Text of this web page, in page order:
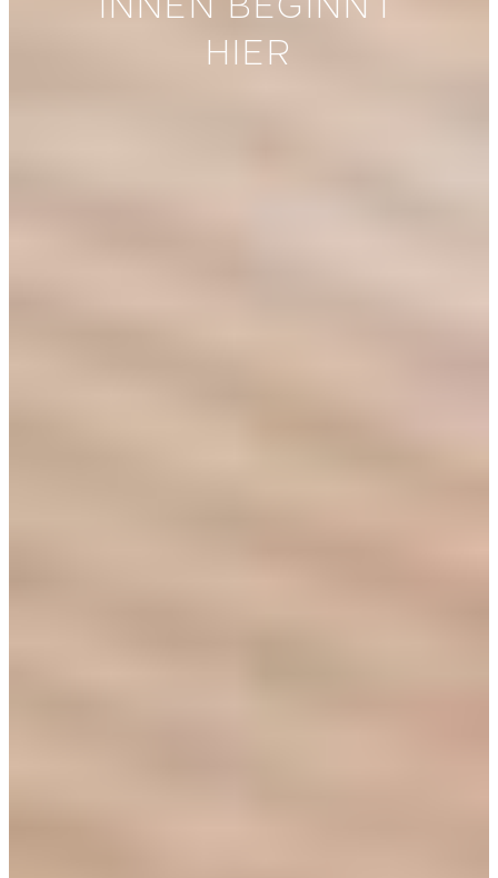
INNEN BEGINNT
HIER